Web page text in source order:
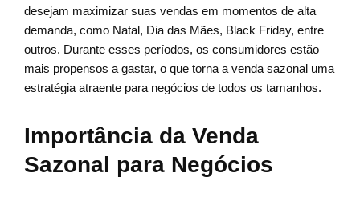
desejam maximizar suas vendas em momentos de alta
demanda, como Natal, Dia das Mães, Black Friday, entre
outros. Durante esses períodos, os consumidores estão
mais propensos a gastar, o que torna a venda sazonal uma
estratégia atraente para negócios de todos os tamanhos.
Importância da Venda
Sazonal para Negócios